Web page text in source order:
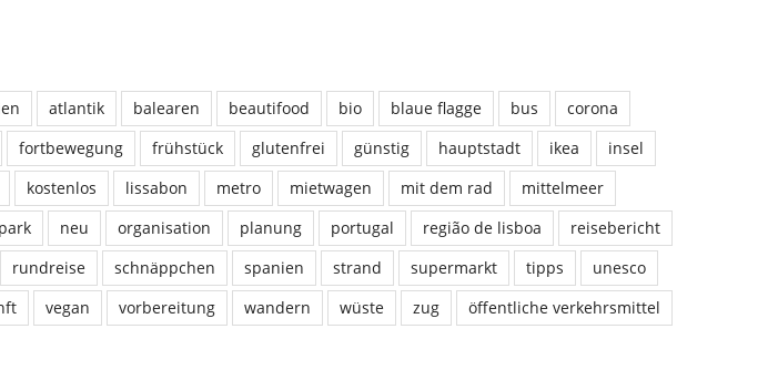
atlantik balearen beautifood bio blaue flagge bus
corona
fortbewegung frühstück glutenfrei günstig hauptstadt ikea
insel
kostenlos lissabon metro mietwagen mit dem rad
mittelmeer
neu organisation planung portugal região de lisboa
reisebericht
rundreise schnäppchen spanien strand supermarkt tipps
unesco
vegan vorbereitung wandern wüste zug öffentliche verkehrsmittel